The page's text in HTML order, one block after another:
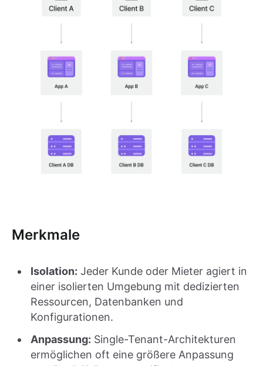
Merkmale
Isolation: Jeder Kunde oder Mieter agiert in
einer isolierten Umgebung mit dedizierten
Ressourcen, Datenbanken und
Konfigurationen.
Anpassung: Single-Tenant-Architekturen
ermöglichen oft eine größere Anpassung